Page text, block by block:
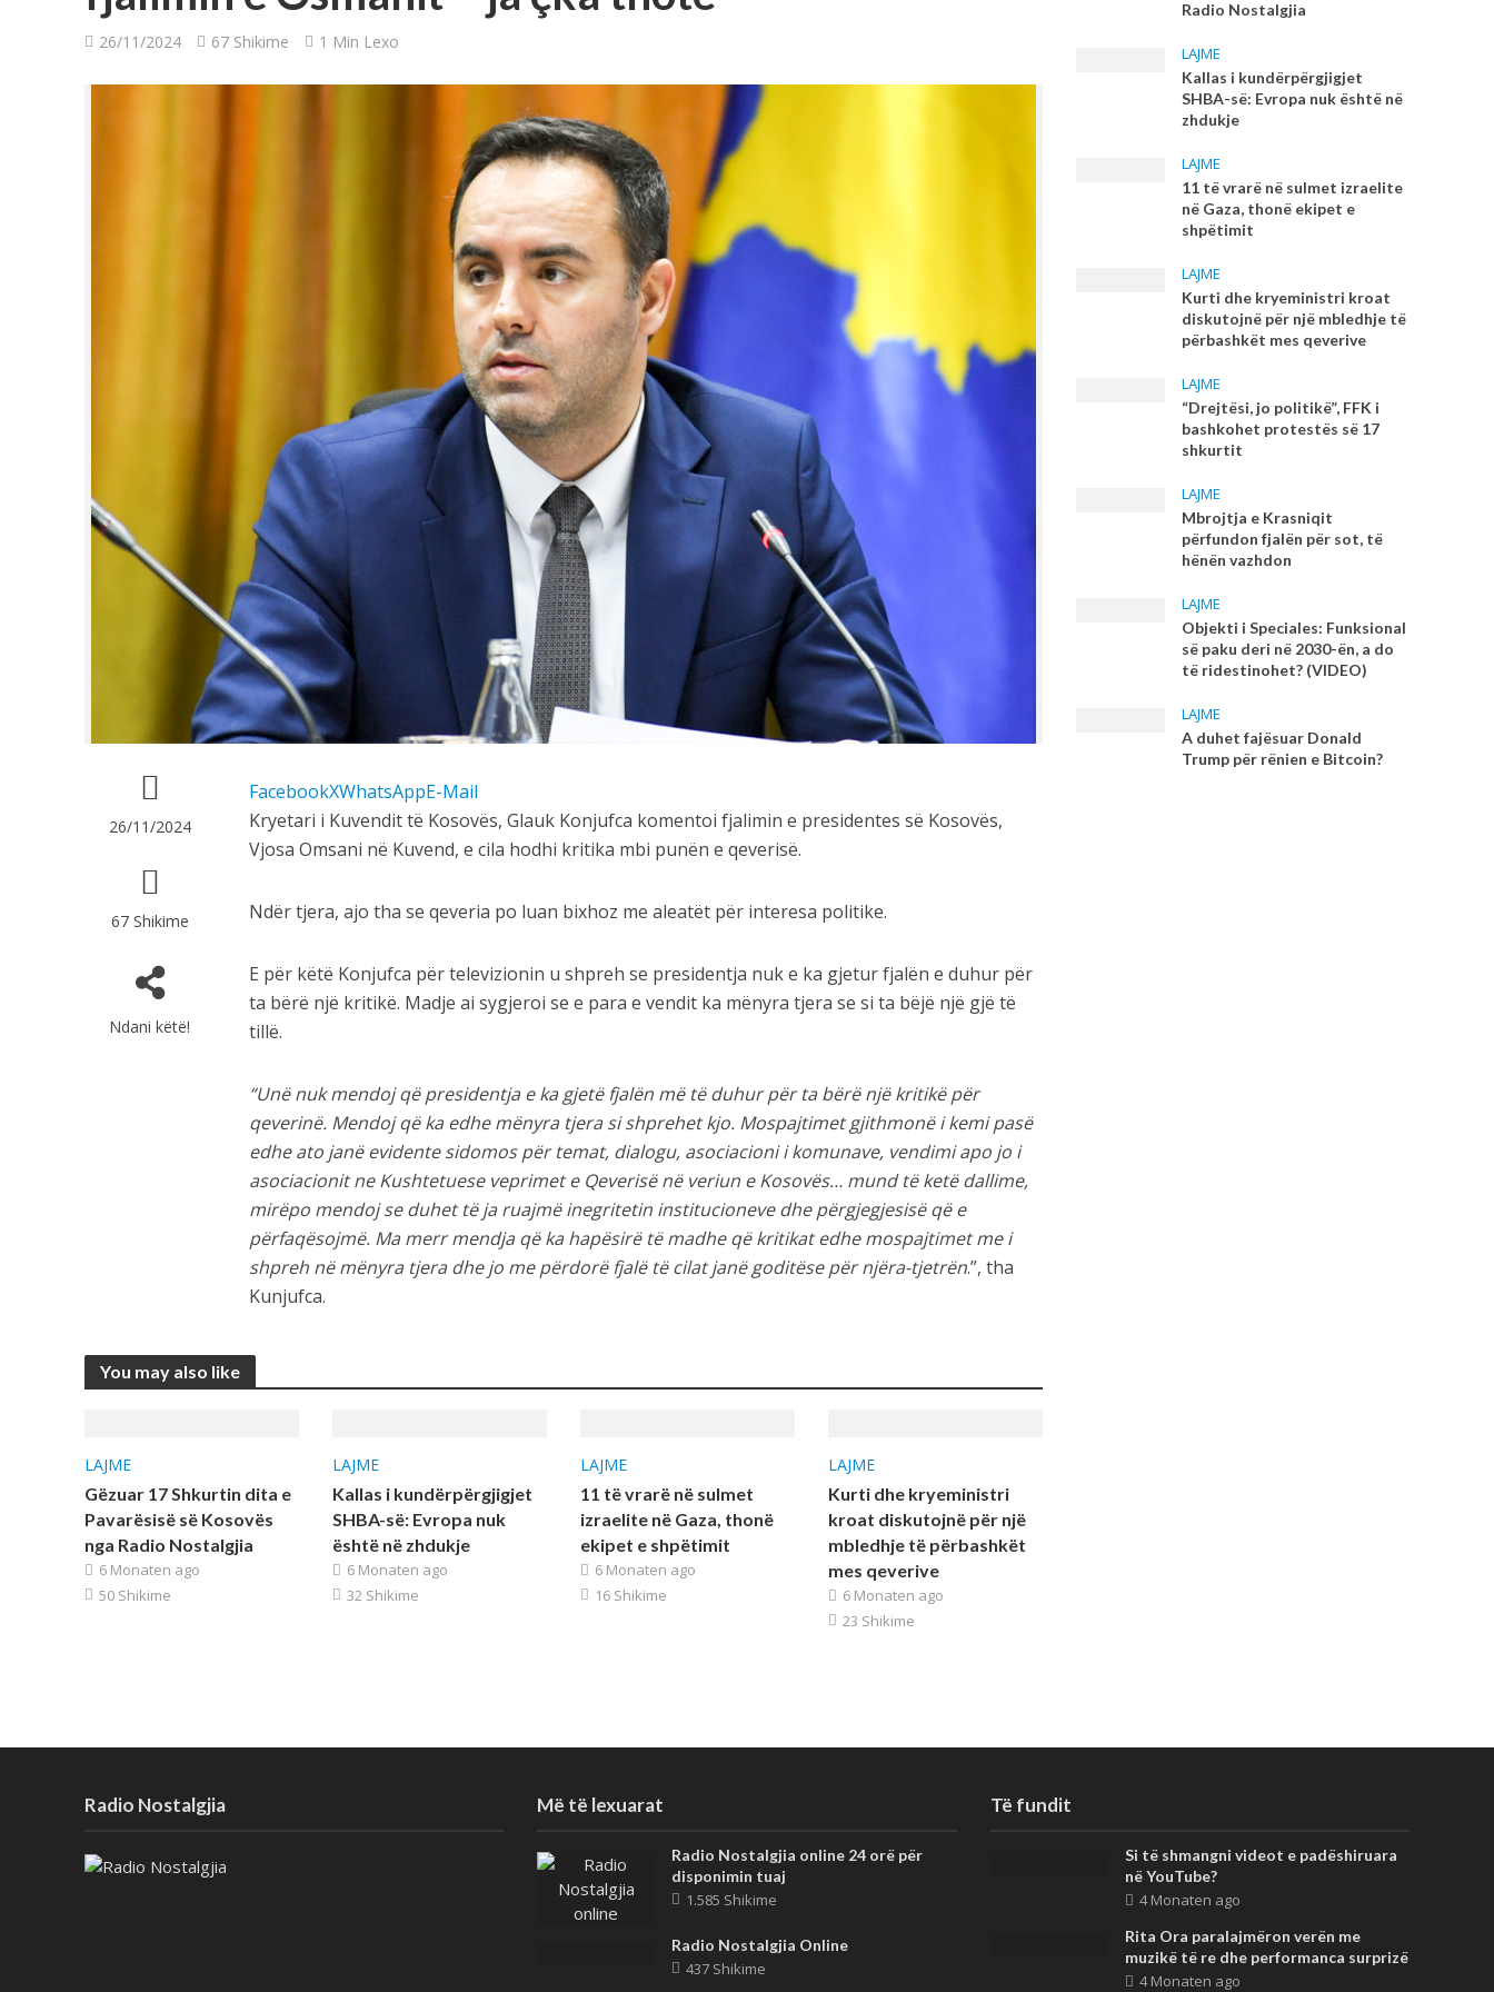
Si televizori OLED i Samsung ndryshoi rregullat e lojës
Apple lançon versionin 26.3 të iOS, iPadOS, macOS dhe watchOS
Këto shenja do të përballen me tronditje të forta këtë javë (VIDEO)
Çfarë i ndodh trupit tuaj kur pini ujë të ngrohtë?
26/11/2024 67 Shikime 1 Min Lexo
26/11/2024
67 Shikime
Ndani këtë!
FacebookXWhatsAppE-Mail
Kryetari i Kuvendit të Kosovës, Glauk Konjufca komentoi fjalimin e presidentes së Kosovës,
Vjosa Omsani në Kuvend, e cila hodhi kritika mbi punën e qeverisë.
Ndër tjera, ajo tha se qeveria po luan bixhoz me aleatët për interesa politike.
E për këtë Konjufca për televizionin u shpreh se presidentja nuk e ka gjetur fjalën e duhur për
ta bërë një kritikë. Madje ai sygjeroi se e para e vendit ka mënyra tjera se si ta bëjë një gjë të
tillë.
“Unë nuk mendoj që presidentja e ka gjetë fjalën më të duhur për ta bërë një kritikë për
qeverinë. Mendoj që ka edhe mënyra tjera si shprehet kjo. Mospajtimet gjithmonë i kemi pasë
edhe ato janë evidente sidomos për temat, dialogu, asociacioni i komunave, vendimi apo jo i
asociacionit ne Kushtetuese veprimet e Qeverisë në veriun e Kosovës… mund të ketë dallime,
mirëpo mendoj se duhet të ja ruajmë inegritetin institucioneve dhe përgjegjesisë që e
përfaqësojmë. Ma merr mendja që ka hapësirë të madhe që kritikat edhe mospajtimet me i
shpreh në mënyra tjera dhe jo me përdorë fjalë të cilat janë goditëse për njëra-tjetrën.”, tha
Kunjufca.
You may also like
LAJME
Gëzuar 17 Shkurtin dita e
Pavarësisë së Kosovës
nga Radio Nostalgjia
6 Monaten ago
50 Shikime
LAJME
Kallas i kundërpërgjigjet
SHBA-së: Evropa nuk
është në zhdukje
6 Monaten ago
32 Shikime
LAJME
11 të vrarë në sulmet
izraelite në Gaza, thonë
ekipet e shpëtimit
6 Monaten ago
16 Shikime
LAJME
Kurti dhe kryeministri
kroat diskutojnë për një
mbledhje të përbashkët
mes qeverive
6 Monaten ago
23 Shikime
Radio Nostalgjia
LAJME
Kallas i kundërpërgjigjet
SHBA-së: Evropa nuk është në
zhdukje
LAJME
11 të vrarë në sulmet izraelite
në Gaza, thonë ekipet e
shpëtimit
LAJME
Kurti dhe kryeministri kroat
diskutojnë për një mbledhje të
përbashkët mes qeverive
LAJME
“Drejtësi, jo politikë”, FFK i
bashkohet protestës së 17
shkurtit
LAJME
Mbrojtja e Krasniqit
përfundon fjalën për sot, të
hënën vazhdon
LAJME
Objekti i Speciales: Funksional
së paku deri në 2030-ën, a do
të ridestinohet? (VIDEO)
LAJME
A duhet fajësuar Donald
Trump për rënien e Bitcoin?
Radio Nostalgjia Më të lexuarat
Radio Nostalgjia online 24 orë për
disponimin tuaj
1.585 Shikime
Radio Nostalgjia Online
437 Shikime
Të fundit
Si të shmangni videot e padëshiruara
në YouTube?
4 Monaten ago
Rita Ora paralajmëron verën me
muzikë të re dhe performanca surprizë
4 Monaten ago